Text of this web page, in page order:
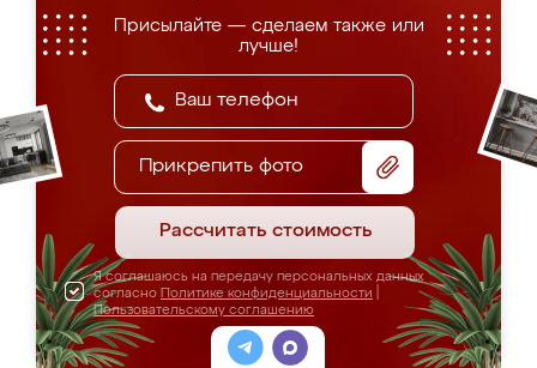
Присылайте — сделаем также или
лучше!
Прикрепить фото
Рассчитать стоимость
Я соглашаюсь на передачу персональных данных
согласно Политике конфиденциальности
Пользовательскому соглашению